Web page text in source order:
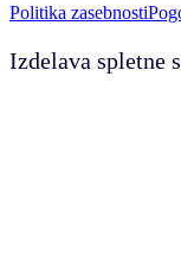
Politika zasebnosti
Izdelava spletne